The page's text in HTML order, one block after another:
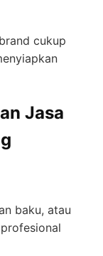
cukup
Jasa
baku, atau